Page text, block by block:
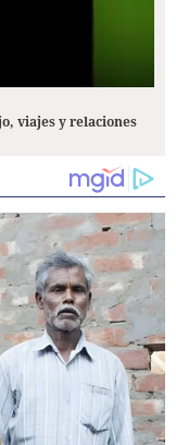
viajes y relaciones